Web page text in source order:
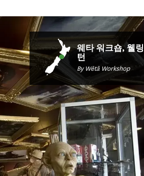
웨타 워크숍, 웰링
턴
By Wētā Workshop